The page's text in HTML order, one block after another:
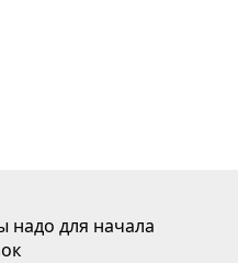
надо для начала